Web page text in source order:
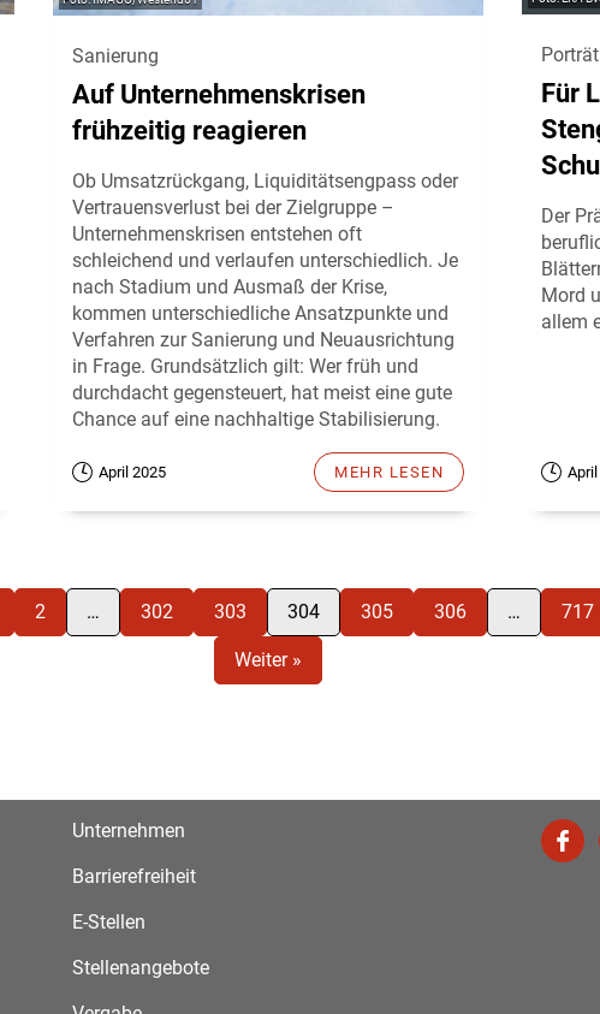
Sanierung
Auf Unternehmenskrisen
frühzeitig reagieren
Ob Umsatzrückgang, Liquiditätsengpass oder
Vertrauensverlust bei der Zielgruppe –
Unternehmenskrisen entstehen oft
schleichend und verlaufen unterschiedlich. Je
nach Stadium und Ausmaß der Krise,
kommen unterschiedliche Ansatzpunkte und
Verfahren zur Sanierung und Neuausrichtung
in Frage. Grundsätzlich gilt: Wer früh und
durchdacht gegensteuert, hat meist eine gute
Chance auf eine nachhaltige Stabilisierung.
April 2025 MEHR LESEN
Für
Der
Mord
allem
2 … 302 303 304 305 306 … 717
Weiter »
Unternehmen
Barrierefreiheit
E-Stellen
Stellenangebote